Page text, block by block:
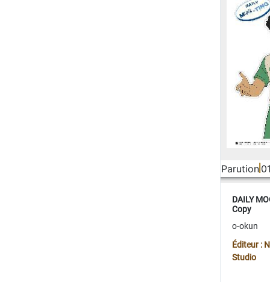
Parution
DAILY
Copy
o-okun
Éditeur :
Studio